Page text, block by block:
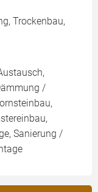
Trockenbau,
/
Sanierung /